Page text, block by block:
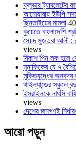
ফ্লুভার ট্যাবলেটের
আনোয়ারায় ইউপি
ছিনতাইয়ের মামলা
কুয়েতে বাংলাদেশি
সৈয়দ মুজতবা আলী :
views
বিকাশ পিন লক হলে
মুনাফিকের যে ৭
মুক্তিযুদ্ধের অনবদ্য
থাইল্যান্ডের স্কুলে
ইসরাইলকে নাৎসি
views
দেশের জনগণই
আরো পড়ুন